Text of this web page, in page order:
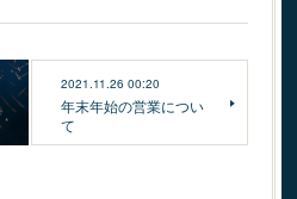
2021.11.26 00:20
年末年始の営業につい
て